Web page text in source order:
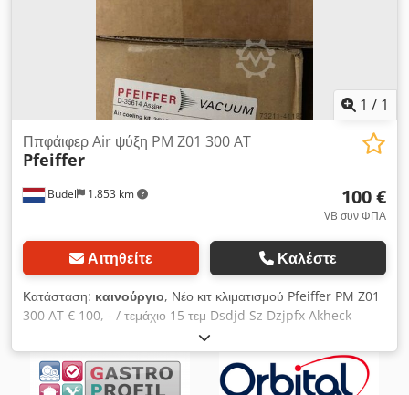
1 / 1
Budel 1.853 km
Ππφάιφερ Air ψύξη PM Z01 300 AT
Pfeiffer
100 €
VB συν ΦΠΑ
Αιτηθείτε Καλέστε
Κατάσταση: καινούργιο, Νέο κιτ κλιματισμού Pfeiffer PM Z01
300 AT € 100, - / τεμάχιο 15 τεμ Dsdjd Sz Dzjpfx Akheck